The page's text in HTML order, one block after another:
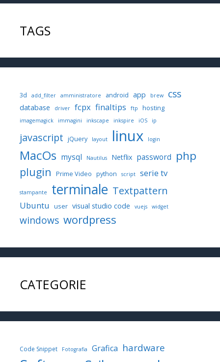
TAGS
3d add_filter amministratore android app brew css
database driver fcpx finaltips ftp hosting
imagemagick immagini inkscape inkspire iOS ip
javascript jQuery layout linux login
MacOs mysql Nautilus Netflix password php
plugin Prime Video python script serie tv
stampante terminale Textpattern
Ubuntu user visual studio code vuejs widget
windows wordpress
CATEGORIE
Code Snippet Fotografia Grafica hardware